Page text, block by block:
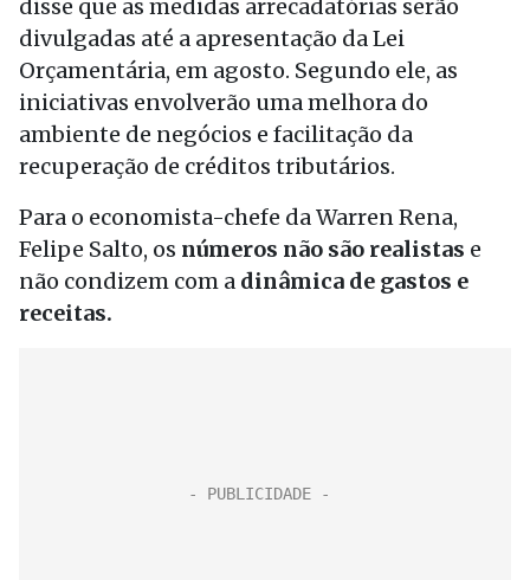
disse que as medidas arrecadatórias serão
divulgadas até a apresentação da Lei
Orçamentária, em agosto. Segundo ele, as
iniciativas envolverão uma melhora do
ambiente de negócios e facilitação da
recuperação de créditos tributários.
Para o economista-chefe da Warren Rena,
Felipe Salto, os números não são realistas e
não condizem com a dinâmica de gastos e
receitas.